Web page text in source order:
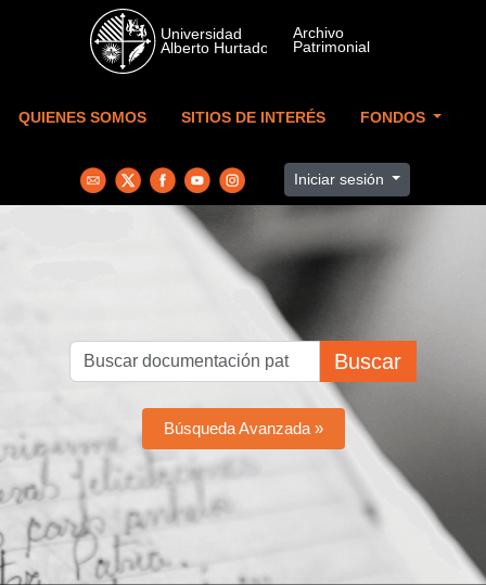
Skip to main content
QUIENES SOMOS SITIOS DE INTERÉS FONDOS
Iniciar sesión
Buscar
Búsqueda Avanzada »